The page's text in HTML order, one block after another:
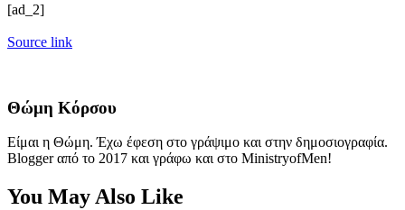
[ad_2]
Source link
Θώμη Κόρσου
Είμαι η Θώμη. Έχω έφεση στο γράψιμο και στην δημοσιογραφία.
Blogger από το 2017 και γράφω και στο MinistryofMen!
You May Also Like